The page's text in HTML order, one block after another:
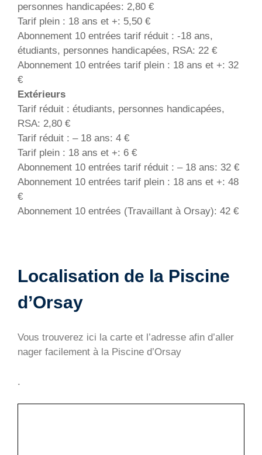
personnes handicapées: 2,80 €
Tarif plein : 18 ans et +: 5,50 €
Abonnement 10 entrées tarif réduit : -18 ans,
étudiants, personnes handicapées, RSA: 22 €
Abonnement 10 entrées tarif plein : 18 ans et +: 32
€
Extérieurs
Tarif réduit : étudiants, personnes handicapées,
RSA: 2,80 €
Tarif réduit : – 18 ans: 4 €
Tarif plein : 18 ans et +: 6 €
Abonnement 10 entrées tarif réduit : – 18 ans: 32 €
Abonnement 10 entrées tarif plein : 18 ans et +: 48
€
Abonnement 10 entrées (Travaillant à Orsay): 42 €
Localisation de la Piscine
d’Orsay
Vous trouverez ici la carte et l’adresse afin d’aller
nager facilement à la Piscine d’Orsay
.